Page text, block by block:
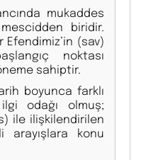
mukaddes
biridir.
Efendimiz’in (sav)
noktası
sahiptir.
boyunca farklı
odağı olmuş;
ile ilişkilendirilen
arayışlara konu